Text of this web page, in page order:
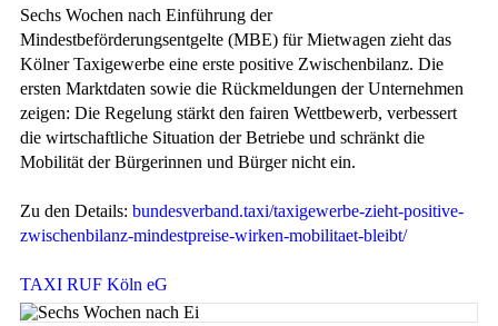
Sechs Wochen nach Einführung der
Mindestbeförderungsentgelte (MBE) für Mietwagen zieht das
Kölner Taxigewerbe eine erste positive Zwischenbilanz. Die
ersten Marktdaten sowie die Rückmeldungen der Unternehmen
zeigen: Die Regelung stärkt den fairen Wettbewerb, verbessert
die wirtschaftliche Situation der Betriebe und schränkt die
Mobilität der Bürgerinnen und Bürger nicht ein.
Zu den Details: bundesverband.taxi/taxigewerbe-zieht-positive-
zwischenbilanz-mindestpreise-wirken-mobilitaet-bleibt/
TAXI RUF Köln eG